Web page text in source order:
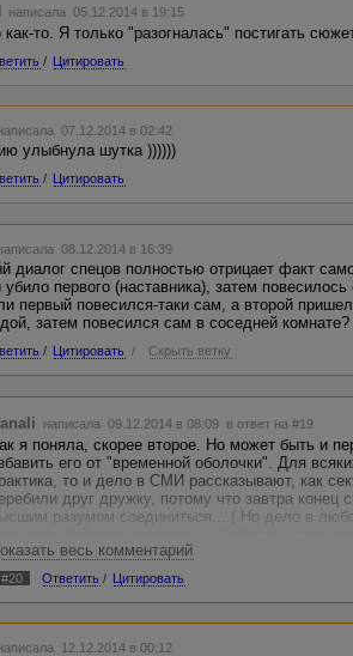
написала 05.12.2014 в 19:15
то. Я только "разогналась" постигать
/ Цитировать
07.12.2014 в 02:42
улыбнула шутка ))))))
/ Цитировать
08.12.2014 в 16:39
диалог спецов полностью отрицает факт
убило первого (наставника), затем
первый повесился-таки сам, а второй
затем повесился сам в соседней
/ Цитировать / Скрыть ветку
написала 09.12.2014 в 08:09 в ответ на #19
я поняла, скорее второе. Но может быть и
его от "временной оболочки". Для
то и дело в СМИ рассказывают, как
друг дружку, потому что завтра конец
разумом соединиться....( Но дело в
весь комментарий
#20 Ответить / Цитировать
12.12.2014 в 00:12